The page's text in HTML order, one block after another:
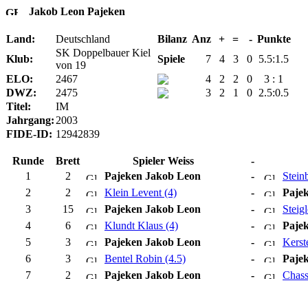
Jakob Leon Pajeken
Land: Deutschland Bilanz Anz + = - Punkte
Klub:
SK Doppelbauer Kiel
von 19
Spiele 7 4 3 0 5.5:1.5
ELO:
2467 4 2 2 0
3 : 1
DWZ:
2475 3 2 1 0 2.5:0.5
Titel:
IM
Jahrgang: 2003
FIDE-ID: 12942839
Runde Brett Spieler Weiss
-
1
2 Pajeken Jakob Leon -
2
2 Klein Levent (4) -
3
15 Pajeken Jakob Leon -
4
6 Klundt Klaus (4) -
5
3 Pajeken Jakob Leon -
6
3 Bentel Robin (4.5) -
7
2 Pajeken Jakob Leon -